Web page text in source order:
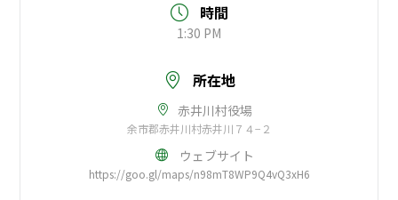
時間
1:30 PM
所在地
赤井川村役場
余市郡赤井川村赤井川７４−２
ウェブサイト
https://goo.gl/maps/n98mT8WP9Q4vQ3xH6